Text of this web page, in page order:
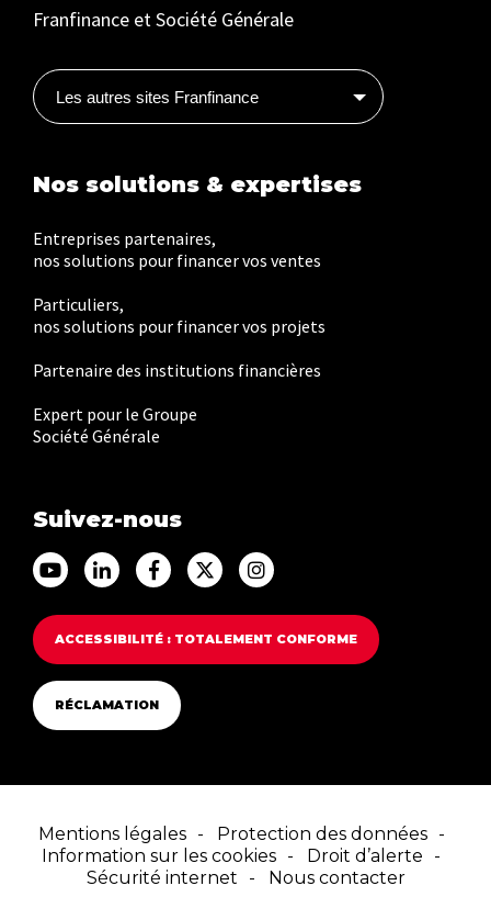
Franfinance et Société Générale
Les autres sites Franfinance
Nos solutions & expertises
Entreprises partenaires,
nos solutions pour financer vos ventes
Particuliers,
nos solutions pour financer vos projets
Partenaire des institutions financières
Expert pour le Groupe
Société Générale
Suivez-nous
Accéder au Youtube Franfinance
Accéder au Linkedin Franfinance
Accéder au Facebook Franfinance
Accéder au Twitter
Accéder au Instagram
ACCESSIBILITÉ : TOTALEMENT CONFORME
RÉCLAMATION
Mentions légales
Protection des données
Information sur les cookies
Droit d’alerte
Sécurité internet
Nous contacter